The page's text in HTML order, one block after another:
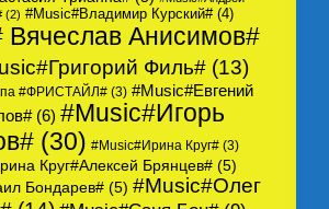
(2) #Music#Владимир Курский#(4)
Вячеслав Анисимов#
Филь# (13)
#ФРИСТАЙЛ# (3) #Music#Евгений
(6) #Music#Игорь
(30) #Music#Ирина Круг#(3)
Круг#Алексей Брянцев#(5)
Бондарев#(5) #Music#Олег